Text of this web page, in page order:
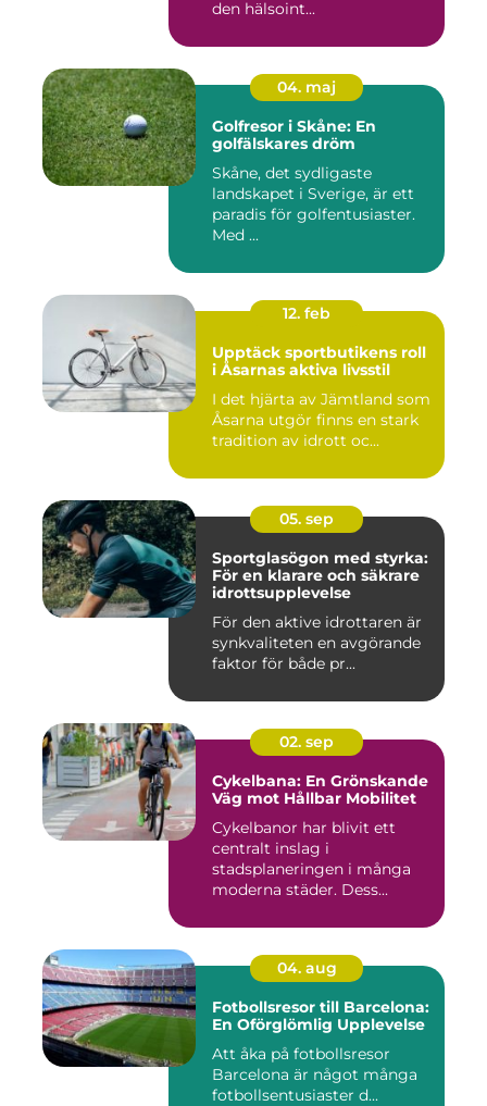
den hälsoint...
04. maj
Golfresor i Skåne: En
golfälskares dröm
Skåne, det sydligaste
landskapet i Sverige, är ett
paradis för golfentusiaster.
Med ...
12. feb
Upptäck sportbutikens roll
i Åsarnas aktiva livsstil
I det hjärta av Jämtland som
Åsarna utgör finns en stark
tradition av idrott oc...
05. sep
Sportglasögon med styrka:
För en klarare och säkrare
idrottsupplevelse
För den aktive idrottaren är
synkvaliteten en avgörande
faktor för både pr...
02. sep
Cykelbana: En Grönskande
Väg mot Hållbar Mobilitet
Cykelbanor har blivit ett
centralt inslag i
stadsplaneringen i många
moderna städer. Dess...
04. aug
Fotbollsresor till Barcelona:
En Oförglömlig Upplevelse
Att åka på fotbollsresor
Barcelona är något många
fotbollsentusiaster d...